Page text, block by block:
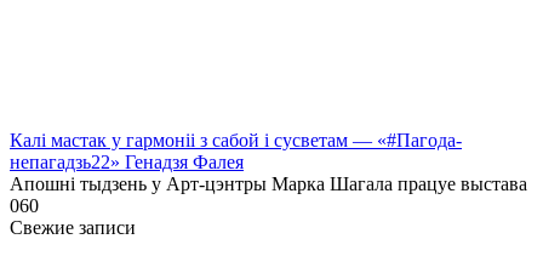
Калі мастак у гармоніі з сабой і сусветам — «#Пагода-
непагадзь22» Генадзя Фалея
Апошні тыдзень у Арт-цэнтры Марка Шагала працуе выстава
060
Свежие записи